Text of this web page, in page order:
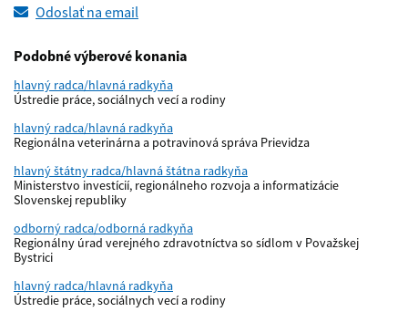
Odoslať na email
Podobné výberové konania
hlavný radca/hlavná radkyňa
Ústredie práce, sociálnych vecí a rodiny
hlavný radca/hlavná radkyňa
Regionálna veterinárna a potravinová správa Prievidza
hlavný štátny radca/hlavná štátna radkyňa
Ministerstvo investícií, regionálneho rozvoja a informatizácie
Slovenskej republiky
odborný radca/odborná radkyňa
Regionálny úrad verejného zdravotníctva so sídlom v Považskej
Bystrici
hlavný radca/hlavná radkyňa
Ústredie práce, sociálnych vecí a rodiny